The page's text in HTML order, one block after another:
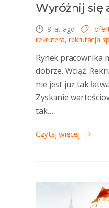
Wyróżnij się
8 lat ago
rekrutera, rekrutacja
Rynek pracownika
dobrze. Wciąż.
nie jest już tak
Zyskanie
tak…
Czytaj więcej